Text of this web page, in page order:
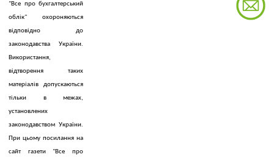
"Все про бухгалтерський
облік" охороняються
відповідно до
законодавства України.
Використання,
відтворення таких
матеріалів допускаються
тільки в межах,
установлених
законодавством України.
При цьому посилання на
сайт газети "Все про